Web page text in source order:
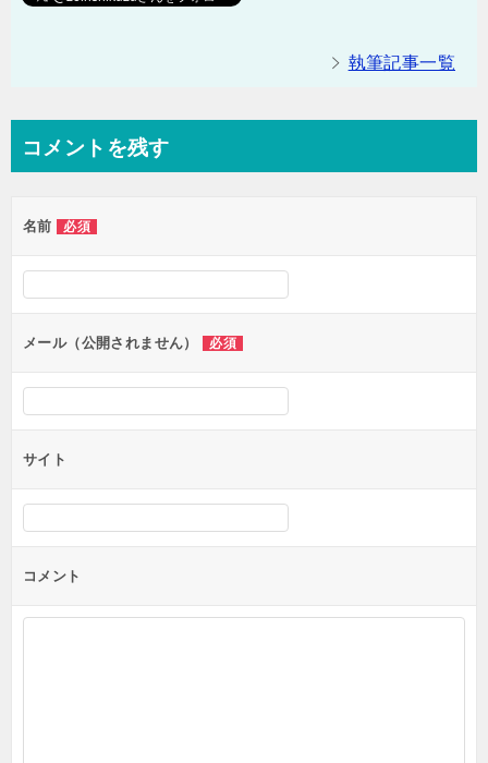
執筆記事一覧
コメントを残す
名前 必須
メール（公開されません） 必須
サイト
コメント